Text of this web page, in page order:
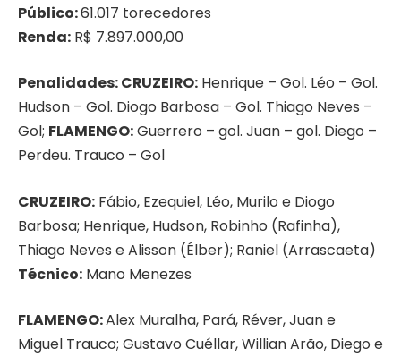
Público:61.017 torecedores
Renda: R$ 7.897.000,00
Penalidades:CRUZEIRO: Henrique – Gol. Léo – Gol.
Hudson – Gol. Diogo Barbosa – Gol. Thiago Neves –
Gol; FLAMENGO:Guerrero – gol. Juan – gol. Diego –
Perdeu. Trauco – Gol
CRUZEIRO: Fábio, Ezequiel, Léo, Murilo e Diogo
Barbosa; Henrique, Hudson, Robinho (Rafinha),
Thiago Neves e Alisson (Élber); Raniel (Arrascaeta)
Técnico: Mano Menezes
FLAMENGO:Alex Muralha, Pará, Réver, Juan e
Miguel Trauco; Gustavo Cuéllar, Willian Arão, Diego e